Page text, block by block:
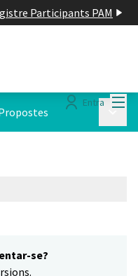
Participants PAM
Entra
se?